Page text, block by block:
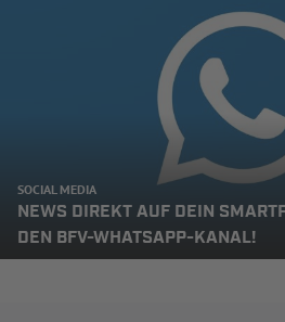
SOCIAL MEDIA
NEWS DIREKT AUF DEIN
DEN BFV-WHATSAPP-KANAL!